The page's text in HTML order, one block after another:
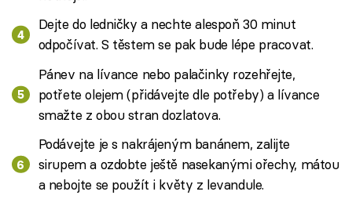
Dejte do ledničky a nechte alespoň 30 minut
odpočívat. S těstem se pak bude lépe pracovat.
Pánev na lívance nebo palačinky rozehřejte,
potřete olejem (přidávejte dle potřeby) a lívance
smažte z obou stran dozlatova.
Podávejte je s nakrájeným banánem, zalijte
sirupem a ozdobte ještě nasekanými ořechy, mátou
a nebojte se použít i květy z levandule.